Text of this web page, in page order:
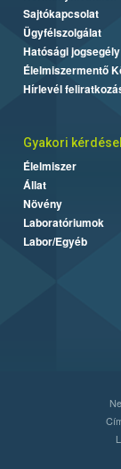
Sajtókapcsolat
Ügyfélszolgálat
Hatósági jogsegély
Élelmiszermentő
Hírlevél
Gyakori
Élelmiszer
Állat
Növény
Laboratóriumok
Labor/Egyéb